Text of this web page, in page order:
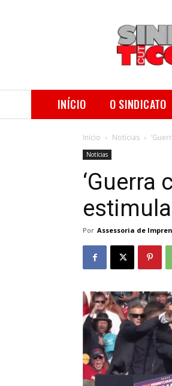
INÍCIO O SINDICATO
Início Notícias
Notícias
‘Guerra
Por Assessoria de